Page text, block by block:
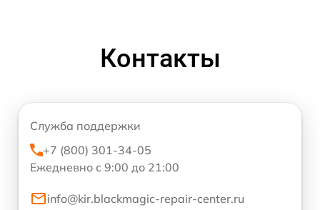
Контакты
Служба поддержки
+7 (800) 301-34-05
Ежедневно с 9:00 до 21:00
info@kir.blackmagic-repair-center.ru